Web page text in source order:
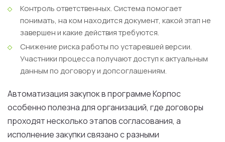
Контроль ответственных. Система помогает
понимать, на ком находится документ, какой этап не
завершен и какие действия требуются.
Снижение риска работы по устаревшей версии.
Участники процесса получают доступ к актуальным
данным по договору и допсоглашениям.
Автоматизация закупок в программе Корпос
особенно полезна для организаций, где договоры
проходят несколько этапов согласования, а
исполнение закупки связано с разными